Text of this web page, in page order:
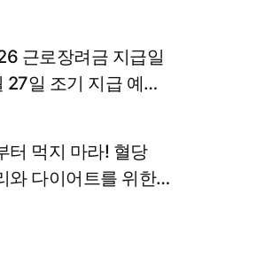
근로장려금 지급일
27일 조기 지급 예정,
터 먹지 마라! 혈당
와 다이어트를 위한